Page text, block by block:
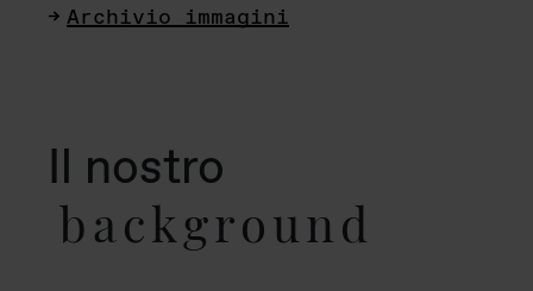
Archivio immagini
Il nostro
background